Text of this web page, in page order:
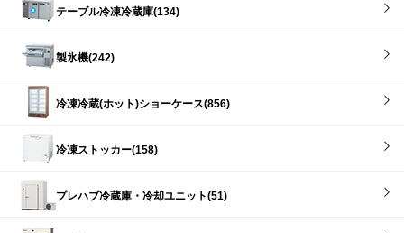
テーブル冷凍冷蔵庫(134)
製氷機(242)
冷凍冷蔵(ホット)ショーケース(856)
冷凍ストッカー(158)
プレハブ冷蔵庫・冷却ユニット(51)